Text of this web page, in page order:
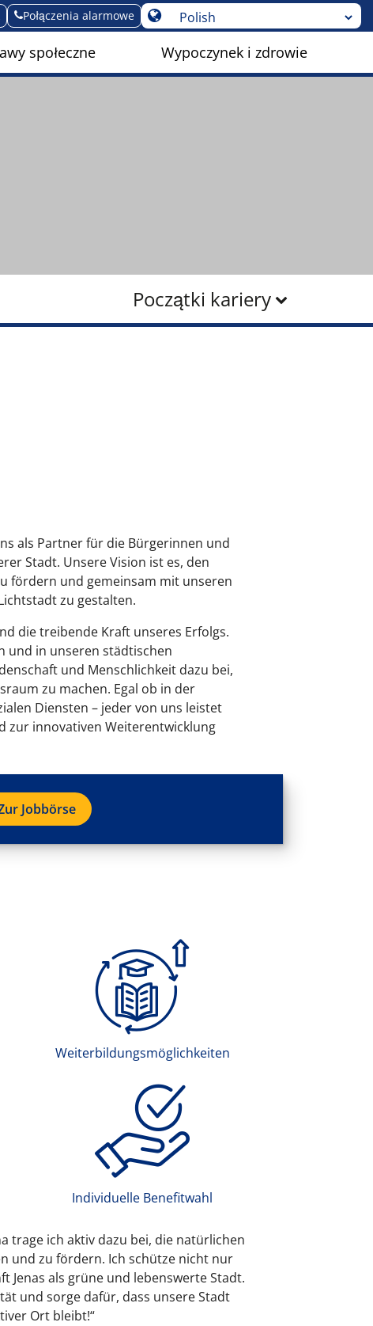
Połączenia alarmowe
społeczne Wypoczynek i zdrowie
Początki kariery
als Partner für die Bürgerinnen und
Stadt. Unsere Vision ist es, den
fördern und gemeinsam mit unseren
zu gestalten.
die treibende Kraft unseres Erfolgs.
und in unseren städtischen
und Menschlichkeit dazu bei,
zu machen. Egal ob in der
Diensten – jeder von uns leistet
zur innovativen Weiterentwicklung
Jobbörse
Weiterbildungsmöglichkeiten
Individuelle Benefitwahl
ich Kinder, Jugendliche und
Perspektiven zu entwickeln. Meine
gemeinsamen Lösungen. So trage ich
sondern auch solidarisch und